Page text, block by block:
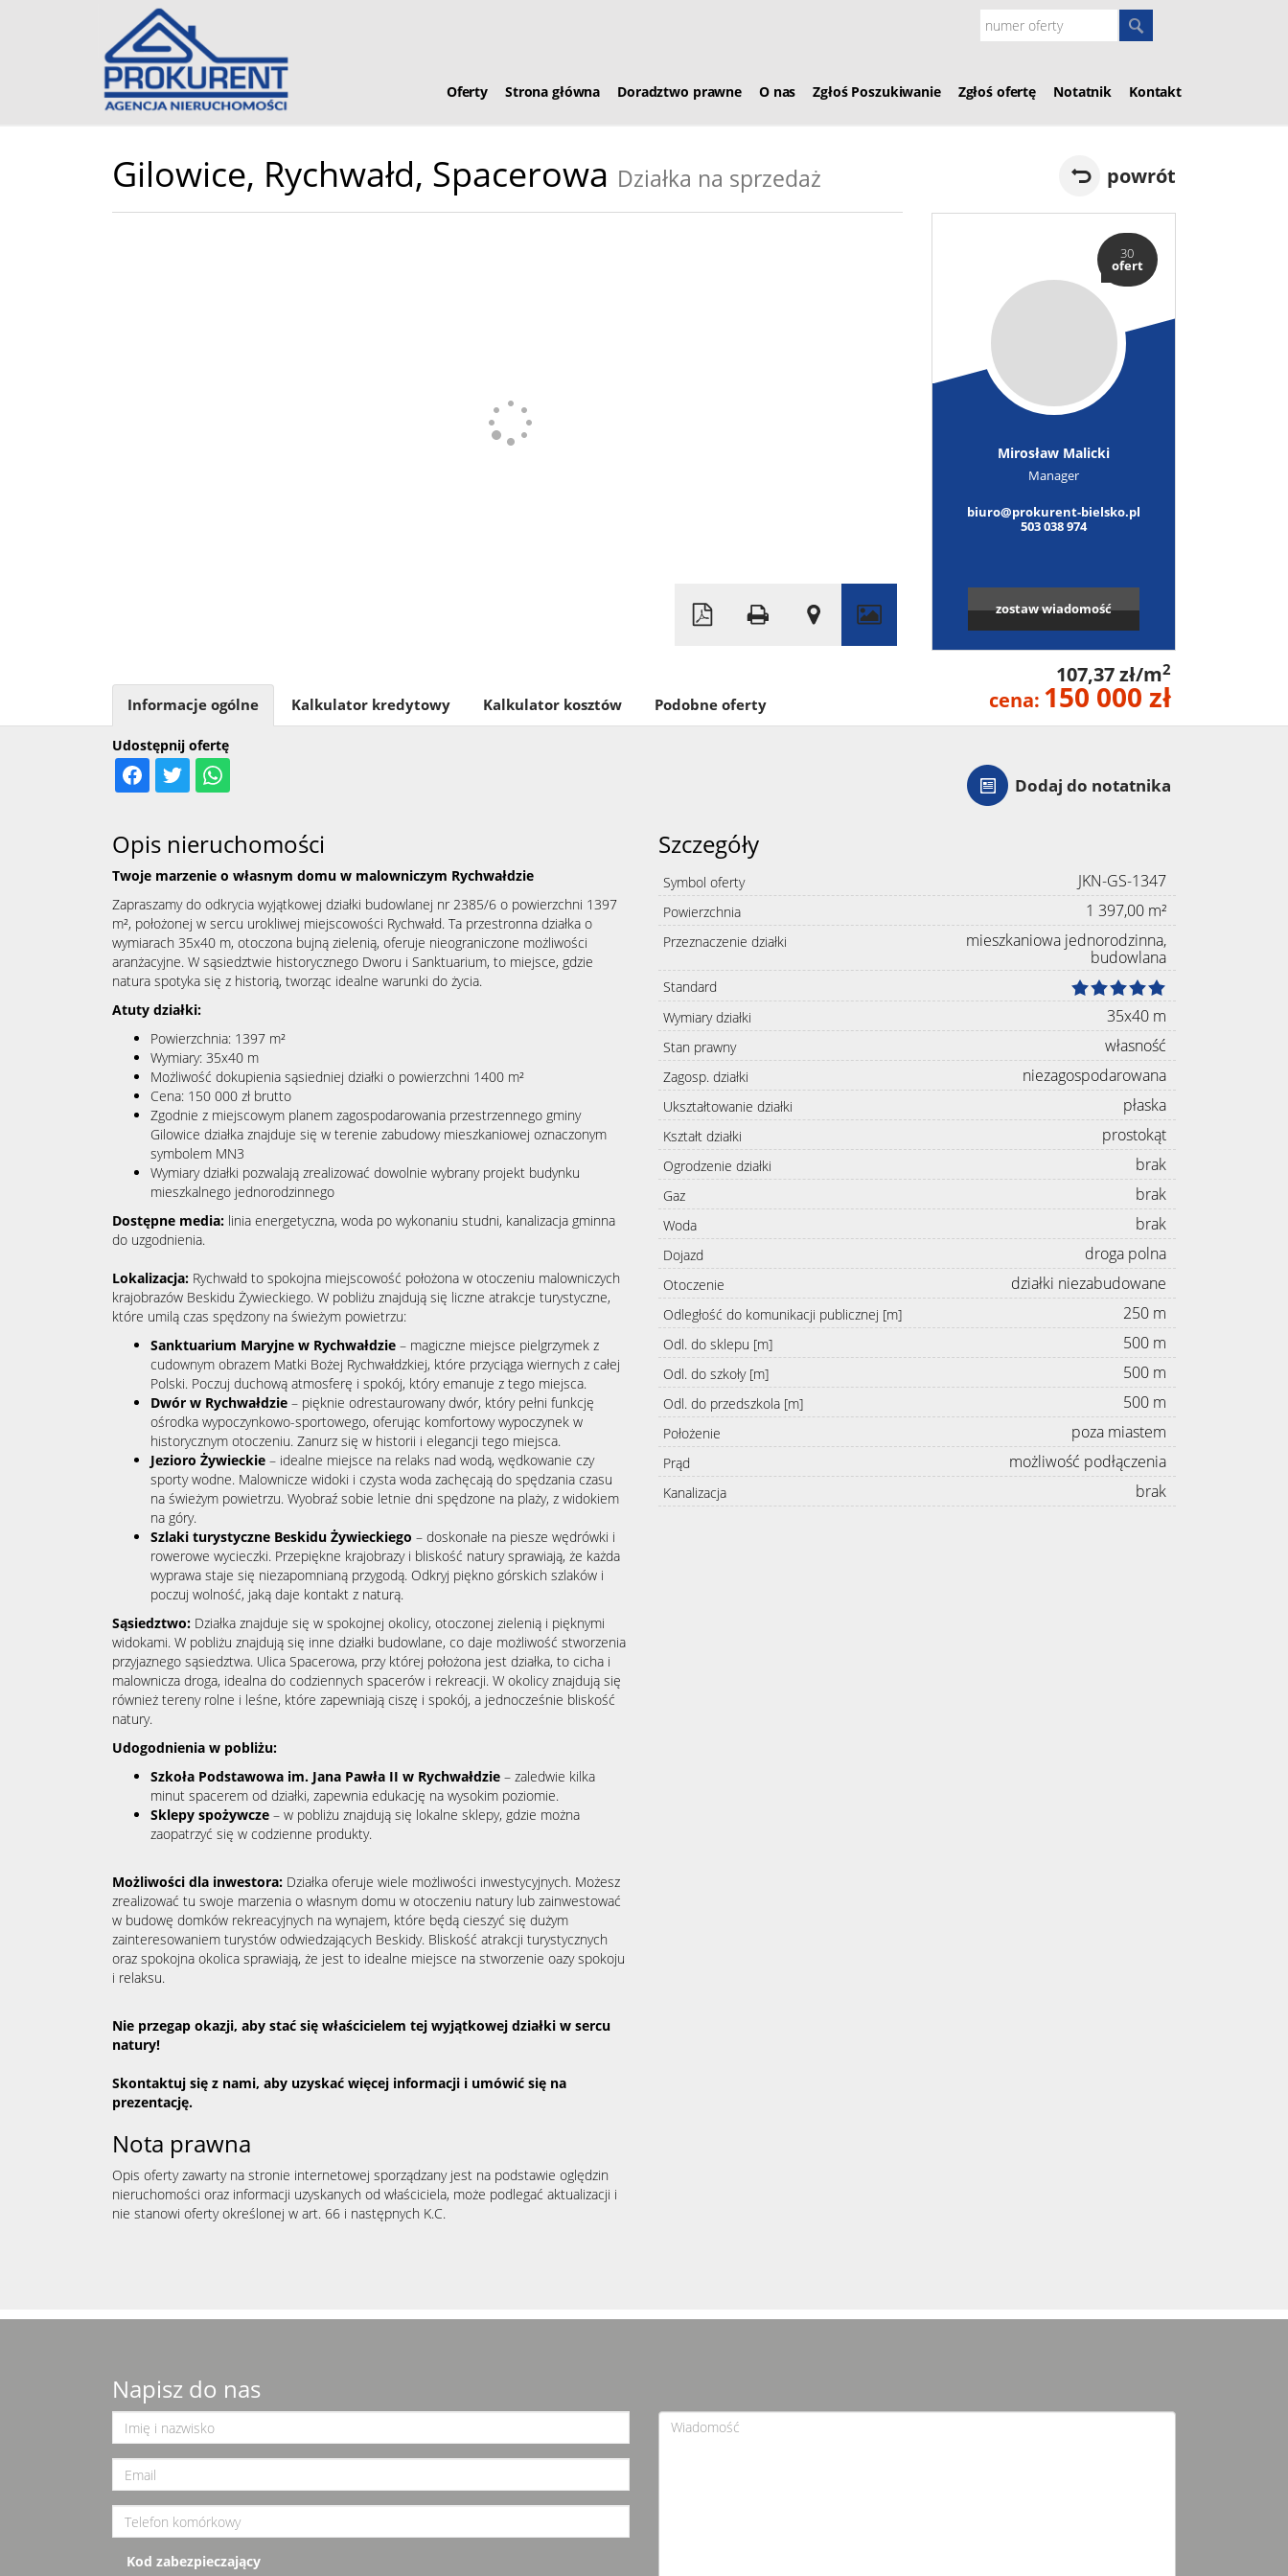
Oferty Strona główna Doradztwo prawne O nas Zgłoś Poszukiwanie Zgłoś ofertę Notatnik Kontakt
Gilowice, Rychwałd, Spacerowa Działka na sprzedaż powrót
Leaflet|© MapTiler ©OpenStreetMap contributors
30
ofert
Mirosław Malicki
Manager
biuro@prokurent-bielsko.pl
503 038 974
zostaw wiadomość
107,37 zł/m2
cena: 150 000 zł
Dodaj do notatnika
Udostępnij ofertę
Informacje ogólne Kalkulator kredytowy Kalkulator kosztów Podobne oferty
Opis nieruchomości
Twoje marzenie o własnym domu w malowniczym Rychwałdzie
Zapraszamy do odkrycia wyjątkowej działki budowlanej nr 2385/6 o powierzchni 1397
m², położonej w sercu urokliwej miejscowości Rychwałd. Ta przestronna działka o
wymiarach 35x40 m, otoczona bujną zielenią, oferuje nieograniczone możliwości
aranżacyjne. W sąsiedztwie historycznego Dworu i Sanktuarium, to miejsce, gdzie
natura spotyka się z historią, tworząc idealne warunki do życia.
Atuty działki:
Powierzchnia: 1397 m²
Wymiary: 35x40 m
Możliwość dokupienia sąsiedniej działki o powierzchni 1400 m²
Cena: 150 000 zł brutto
Zgodnie z miejscowym planem zagospodarowania przestrzennego gminy
Gilowice działka znajduje się w terenie zabudowy mieszkaniowej oznaczonym
symbolem MN3
Wymiary działki pozwalają zrealizować dowolnie wybrany projekt budynku
mieszkalnego jednorodzinnego
Dostępne media: linia energetyczna, woda po wykonaniu studni, kanalizacja gminna
do uzgodnienia.
Lokalizacja: Rychwałd to spokojna miejscowość położona w otoczeniu malowniczych
krajobrazów Beskidu Żywieckiego. W pobliżu znajdują się liczne atrakcje turystyczne,
które umilą czas spędzony na świeżym powietrzu:
Sanktuarium Maryjne w Rychwałdzie – magiczne miejsce pielgrzymek z
cudownym obrazem Matki Bożej Rychwałdzkiej, które przyciąga wiernych z całej
Polski. Poczuj duchową atmosferę i spokój, który emanuje z tego miejsca.
Dwór w Rychwałdzie – pięknie odrestaurowany dwór, który pełni funkcję
ośrodka wypoczynkowo-sportowego, oferując komfortowy wypoczynek w
historycznym otoczeniu. Zanurz się w historii i elegancji tego miejsca.
Jezioro Żywieckie – idealne miejsce na relaks nad wodą, wędkowanie czy
sporty wodne. Malownicze widoki i czysta woda zachęcają do spędzania czasu
na świeżym powietrzu. Wyobraź sobie letnie dni spędzone na plaży, z widokiem
na góry.
Szlaki turystyczne Beskidu Żywieckiego – doskonałe na piesze wędrówki i
rowerowe wycieczki. Przepiękne krajobrazy i bliskość natury sprawiają, że każda
wyprawa staje się niezapomnianą przygodą. Odkryj piękno górskich szlaków i
poczuj wolność, jaką daje kontakt z naturą.
Sąsiedztwo: Działka znajduje się w spokojnej okolicy, otoczonej zielenią i pięknymi
widokami. W pobliżu znajdują się inne działki budowlane, co daje możliwość stworzenia
przyjaznego sąsiedztwa. Ulica Spacerowa, przy której położona jest działka, to cicha i
malownicza droga, idealna do codziennych spacerów i rekreacji. W okolicy znajdują się
również tereny rolne i leśne, które zapewniają ciszę i spokój, a jednocześnie bliskość
natury.
Udogodnienia w pobliżu:
Szkoła Podstawowa im. Jana Pawła II w Rychwałdzie – zaledwie kilka
minut spacerem od działki, zapewnia edukację na wysokim poziomie.
Sklepy spożywcze – w pobliżu znajdują się lokalne sklepy, gdzie można
zaopatrzyć się w codzienne produkty.
Możliwości dla inwestora: Działka oferuje wiele możliwości inwestycyjnych. Możesz
zrealizować tu swoje marzenia o własnym domu w otoczeniu natury lub zainwestować
w budowę domków rekreacyjnych na wynajem, które będą cieszyć się dużym
zainteresowaniem turystów odwiedzających Beskidy. Bliskość atrakcji turystycznych
oraz spokojna okolica sprawiają, że jest to idealne miejsce na stworzenie oazy spokoju
i relaksu.
Nie przegap okazji, aby stać się właścicielem tej wyjątkowej działki w sercu
natury!
Skontaktuj się z nami, aby uzyskać więcej informacji i umówić się na
prezentację.
Nota prawna
Opis oferty zawarty na stronie internetowej sporządzany jest na podstawie oględzin
nieruchomości oraz informacji uzyskanych od właściciela, może podlegać aktualizacji i
nie stanowi oferty określonej w art. 66 i następnych K.C.
Szczegóły
Symbol oferty JKN-GS-1347
Powierzchnia 1 397,00 m²
Przeznaczenie działki
mieszkaniowa jednorodzinna,
budowlana
Standard
Wymiary działki
35x40 m
Stan prawny własność
Zagosp. działki niezagospodarowana
Ukształtowanie działki płaska
Kształt działki prostokąt
Ogrodzenie działki brak
Gaz brak
Woda brak
Dojazd droga polna
Otoczenie działki niezabudowane
Odległość do komunikacji publicznej [m] 250 m
Odl. do sklepu [m] 500 m
Odl. do szkoły [m] 500 m
Odl. do przedszkola [m] 500 m
Położenie poza miastem
Prąd możliwość podłączenia
Kanalizacja brak
Napisz do nas
Kod zabezpieczający